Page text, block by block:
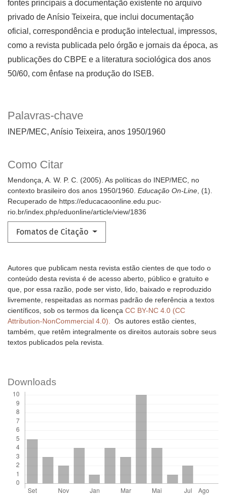
Palavras-chave
INEP/MEC Anísio Teixeira anos 1950/1960
Como Citar
Mendonça, A. W. P. C. (2005). As políticas do INEP/MEC, no
contexto brasileiro dos anos 1950/1960. Educação On-Line, (1).
Recuperado de https://educacaoonline.edu.puc-
rio.br/index.php/eduonline/article/view/1836
Fomatos de Citação
fontes principais a documentação existente no arquivo
privado de Anísio Teixeira, que inclui documentação
oficial, correspondência e produção intelectual, impressos,
como a revista publicada pelo órgão e jornais da época, as
publicações do CBPE e a literatura sociológica dos anos
50/60, com ênfase na produção do ISEB.
Autores que publicam nesta revista estão cientes de que todo o
conteúdo desta revista é de acesso aberto, público e gratuito e
que, por essa razão, pode ser visto, lido, baixado e reproduzido
livremente, respeitadas as normas padrão de referência a textos
científicos, sob os termos da licença CC BY-NC 4.0 (CC
Attribution-NonCommercial 4.0). Os autores estão cientes,
também, que retêm integralmente os direitos autorais sobre seus
textos publicados pela revista.
Downloads